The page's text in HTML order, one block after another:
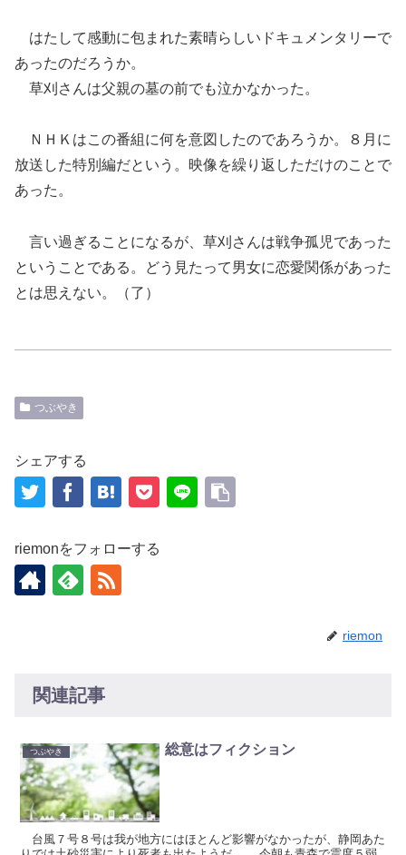
はたして感動に包まれた素晴らしいドキュメンタリーで
あったのだろうか。
草刈さんは父親の墓の前でも泣かなかった。
ＮＨＫはこの番組に何を意図したのであろうか。８月に
放送した特別編だという。映像を繰り返しただけのことで
あった。
言い過ぎることになるが、草刈さんは戦争孤児であった
ということである。どう見たって男女に恋愛関係があった
とは思えない。（了）
つぶやき
シェアする
riemonをフォローする
riemon
関連記事
つぶやき 総意はフィクション
台風７号８号は我が地方にはほとんど影響がなかったが、静岡あた